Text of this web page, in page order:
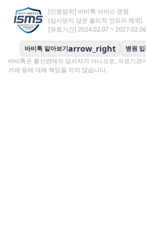
[인증범위] 바비톡 서비스 운영
(심사받지 않은 물리적 인프라 제외)
[유효기간] 2024.02.07 ~ 2027.02.06
바비톡 알아보기arrow_right 병원
바비톡은 통신판매의 당사자가 아니므로, 의료기관
거래 등에 대해 책임을 지지 않습니다.